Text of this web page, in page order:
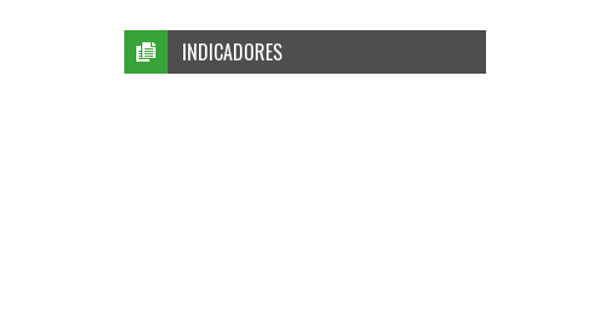
INDICADORES